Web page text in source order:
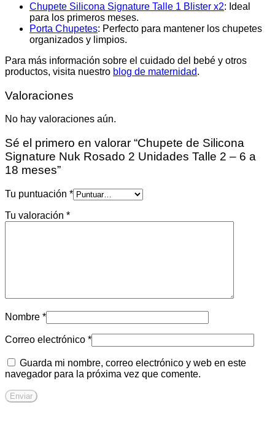
Chupete Silicona Signature Talle 1 Blister x2: Ideal
para los primeros meses.
Porta Chupetes: Perfecto para mantener los chupetes
organizados y limpios.
Para más información sobre el cuidado del bebé y otros
productos, visita nuestro blog de maternidad.
Valoraciones
No hay valoraciones aún.
Sé el primero en valorar “Chupete de Silicona
Signature Nuk Rosado 2 Unidades Talle 2 – 6 a
18 meses”
Tu puntuación *
Tu valoración *
Nombre *
Correo electrónico *
Guarda mi nombre, correo electrónico y web en este
navegador para la próxima vez que comente.